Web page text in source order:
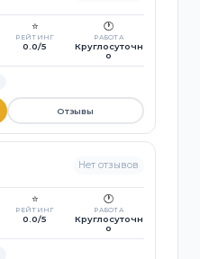
⭐
РЕЙТИНГ
0.0/5
🕐
РАБОТА
Круглосуточн
о
Отзывы
Нет отзывов
⭐
РЕЙТИНГ
0.0/5
🕐
РАБОТА
Круглосуточн
о